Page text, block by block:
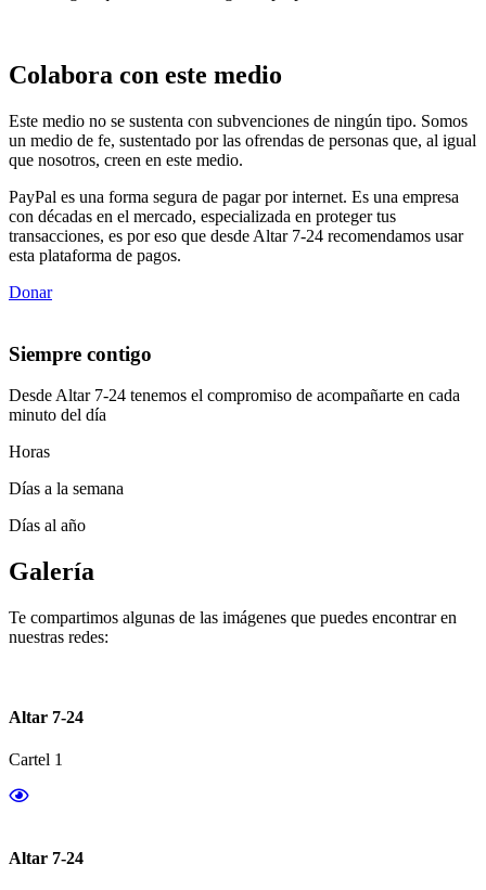
Colabora con este medio
Este medio no se sustenta con subvenciones de ningún tipo. Somos
un medio de fe, sustentado por las ofrendas de personas que, al igual
que nosotros, creen en este medio.
PayPal es una forma segura de pagar por internet. Es una empresa
con décadas en el mercado, especializada en proteger tus
transacciones, es por eso que desde Altar 7-24 recomendamos usar
esta plataforma de pagos.
Donar
Siempre contigo
Desde Altar 7-24 tenemos el compromiso de acompañarte en cada
minuto del día
Horas
Días a la semana
Días al año
Galería
Te compartimos algunas de las imágenes que puedes encontrar en
nuestras redes:
Altar 7-24
Cartel 1
Altar 7-24